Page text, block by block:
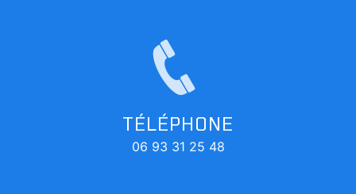
TÉLÉPHONE
06 93 31 25 48